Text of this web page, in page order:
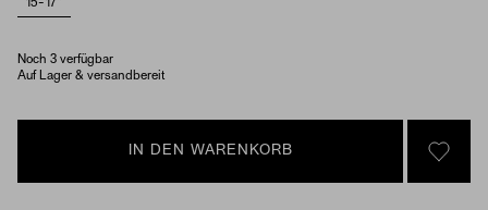
15-17"
Noch 3 verfügbar
Auf Lager & versandbereit
IN DEN WARENKORB
SIGN